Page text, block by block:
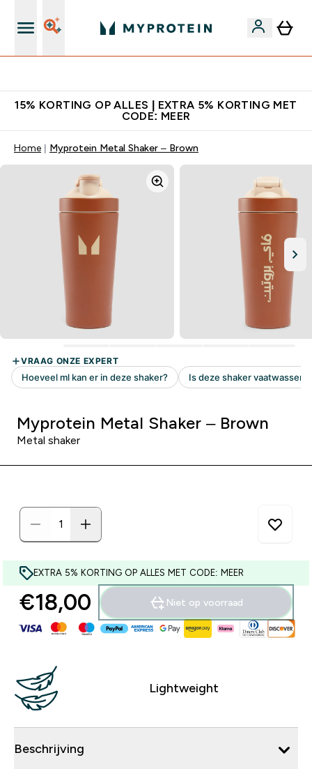
15% KORTING OP ALLES | EXTRA 5% KORTING MET
CODE: MEER
Home Myprotein Metal Shaker – Brown
Myprotein Metal Shaker – Brown
Metal shaker
EXTRA 5% KORTING OP ALLES MET CODE: MEER
€18,00‎ Niet op voorraad
Lightweight
Beschrijving